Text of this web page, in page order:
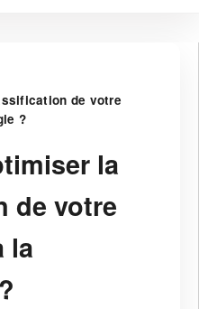
de votre
?
la
de votre
la